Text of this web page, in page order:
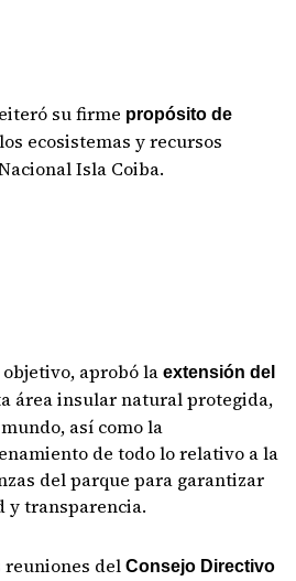
su firme propósito de
ecosistemas y recursos
Isla Coiba.
aprobó laextensión del
área insular natural protegida,
así como la
de todo lo relativo a la
del parque para garantizar
y transparencia.
reuniones delConsejo Directivo